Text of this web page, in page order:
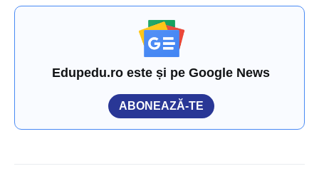
Edupedu.ro este și pe Google News
ABONEAZĂ-TE